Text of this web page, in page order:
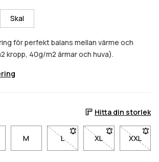
Skal
för perfekt balans mellan värme och
kropp, 40g/m2 ärmar och huva).
Hitta din storlek
M L- Storlek L är inte tillgänglig.
XL- Storlek XL är
XXL
-